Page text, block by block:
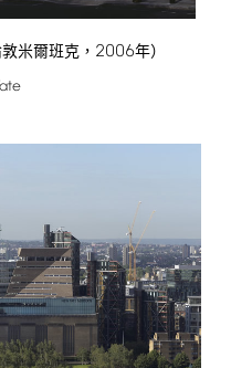
米爾班克， 2006年）